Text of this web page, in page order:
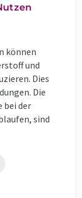
können
und
Dies
Die
bei der
sind